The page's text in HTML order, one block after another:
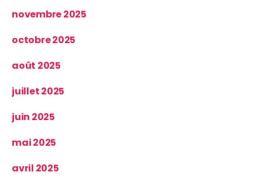
novembre 2025
octobre 2025
août 2025
juillet 2025
juin 2025
mai 2025
avril 2025